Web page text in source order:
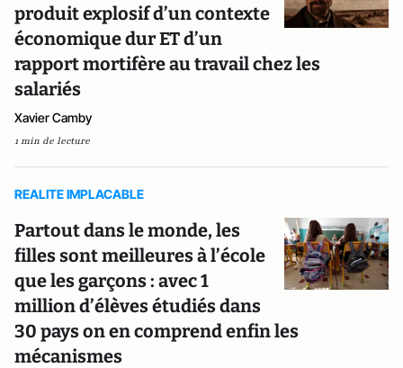
produit explosif d’un contexte
économique dur ET d’un
rapport mortifère au travail chez les
salariés
Xavier Camby
1 min de lecture
REALITE IMPLACABLE
Partout dans le monde, les
filles sont meilleures à l’école
que les garçons : avec 1
million d’élèves étudiés dans
30 pays on en comprend enfin les
mécanismes